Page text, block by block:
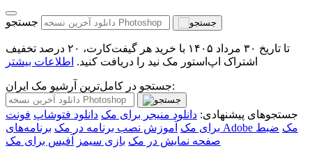
جستجو
تا تاریخ ۳۰ مرداد ۱۴۰۵ با خرید هر گیفت‌کارت، ۲۰ درصد تخفیف
اشتراک اپ‌استور مک نید را دریافت کنید. اطلاعات بیشتر
جستجو در کامل‌ترین آرشیو مک ایران:
جستجوهای پیشنهادی: دانلود منیجر برای مک دانلود فتوشاپ فونت
برای مک آموزش نصب برنامه در مک برنامه‌های Adobe مک ضبط
صفحه نمایش در مک بازی سیمز آفیس برای مک